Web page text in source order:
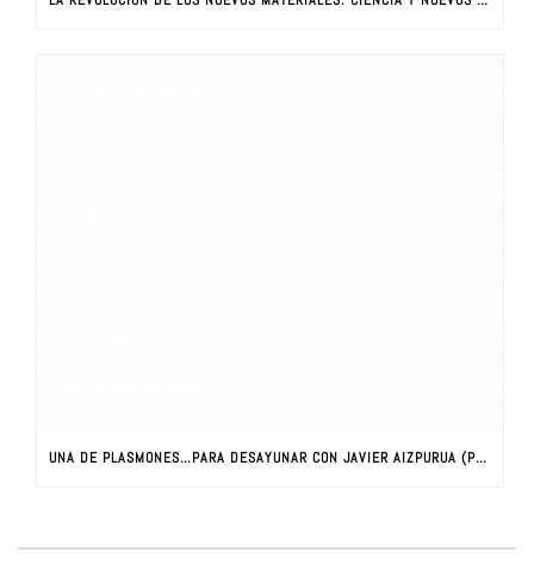
UNA DE PLASMONES…PARA DESAYUNAR CON JAVIER AIZPURUA (PARTE I)